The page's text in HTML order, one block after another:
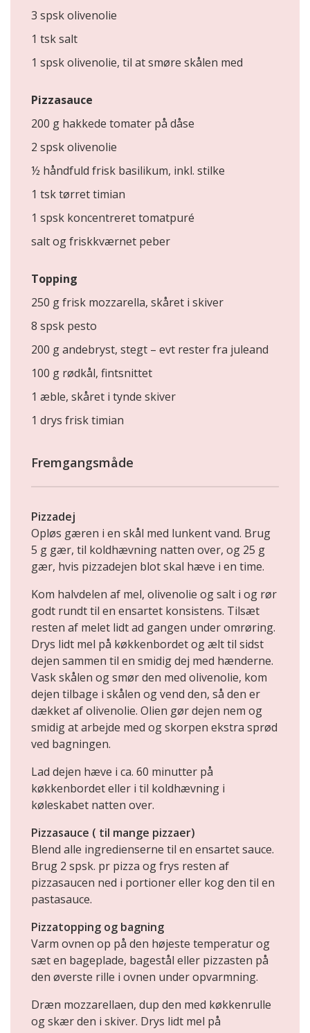
3 spsk olivenolie
1 tsk salt
1 spsk olivenolie, til at smøre skålen med
Pizzasauce
200 g hakkede tomater på dåse
2 spsk olivenolie
½ håndfuld frisk basilikum, inkl. stilke
1 tsk tørret timian
1 spsk koncentreret tomatpuré
salt og friskkværnet peber
Topping
250 g frisk mozzarella, skåret i skiver
8 spsk pesto
200 g andebryst, stegt – evt rester fra juleand
100 g rødkål, fintsnittet
1 æble, skåret i tynde skiver
1 drys frisk timian
Fremgangsmåde
Pizzadej
Opløs gæren i en skål med lunkent vand. Brug
5 g gær, til koldhævning natten over, og 25 g
gær, hvis pizzadejen blot skal hæve i en time.
Kom halvdelen af mel, olivenolie og salt i og rør
godt rundt til en ensartet konsistens. Tilsæt
resten af melet lidt ad gangen under omrøring.
Drys lidt mel på køkkenbordet og ælt til sidst
dejen sammen til en smidig dej med hænderne.
Vask skålen og smør den med olivenolie, kom
dejen tilbage i skålen og vend den, så den er
dækket af olivenolie. Olien gør dejen nem og
smidig at arbejde med og skorpen ekstra sprød
ved bagningen.
Lad dejen hæve i ca. 60 minutter på
køkkenbordet eller i til koldhævning i
køleskabet natten over.
Pizzasauce ( til mange pizzaer)
Blend alle ingredienserne til en ensartet sauce.
Brug 2 spsk. pr pizza og frys resten af
pizzasaucen ned i portioner eller kog den til en
pastasauce.
Pizzatopping og bagning
Varm ovnen op på den højeste temperatur og
sæt en bageplade, bagestål eller pizzasten på
den øverste rille i ovnen under opvarmning.
Dræn mozzarellaen, dup den med køkkenrulle
og skær den i skiver. Drys lidt mel på